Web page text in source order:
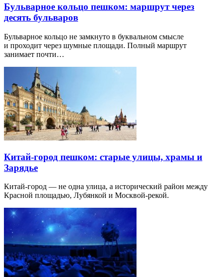
Бульварное кольцо пешком: маршрут через
десять бульваров
Бульварное кольцо не замкнуто в буквальном смысле
и проходит через шумные площади. Полный маршрут
занимает почти…
Китай-город пешком: старые улицы, храмы и
Зарядье
Китай-город — не одна улица, а исторический район между
Красной площадью, Лубянкой и Москвой-рекой.